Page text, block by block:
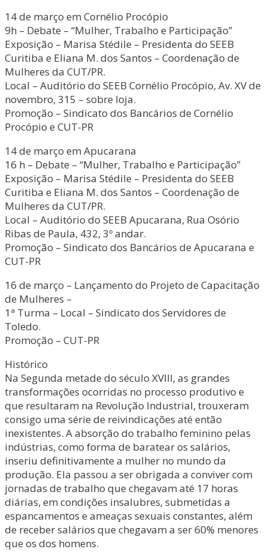
14 de março em Cornélio Procópio
9h – Debate – “Mulher, Trabalho e Participação”
Exposição – Marisa Stédile – Presidenta do SEEB
Curitiba e Eliana M. dos Santos – Coordenação de
Mulheres da CUT/PR.
Local – Auditório do SEEB Cornélio Procópio, Av. XV de
novembro, 315 – sobre loja.
Promoção – Sindicato dos Bancários de Cornélio
Procópio e CUT-PR
14 de março em Apucarana
16 h – Debate – “Mulher, Trabalho e Participação”
Exposição – Marisa Stédile – Presidenta do SEEB
Curitiba e Eliana M. dos Santos – Coordenação de
Mulheres da CUT/PR.
Local – Auditório do SEEB Apucarana, Rua Osório
Ribas de Paula, 432, 3º andar.
Promoção – Sindicato dos Bancários de Apucarana e
CUT-PR
16 de março – Lançamento do Projeto de Capacitação
de Mulheres –
1ª Turma – Local – Sindicato dos Servidores de
Toledo.
Promoção – CUT-PR
Histórico
Na Segunda metade do século XVIII, as grandes
transformações ocorridas no processo produtivo e
que resultaram na Revolução Industrial, trouxeram
consigo uma série de reivindicações até então
inexistentes. A absorção do trabalho feminino pelas
indústrias, como forma de baratear os salários,
inseriu definitivamente a mulher no mundo da
produção. Ela passou a ser obrigada a conviver com
jornadas de trabalho que chegavam até 17 horas
diárias, em condições insalubres, submetidas a
espancamentos e ameaças sexuais constantes, além
de receber salários que chegavam a ser 60% menores
que os dos homens.